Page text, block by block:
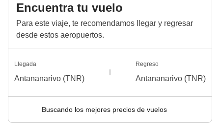
Encuentra tu vuelo
Para este viaje, te recomendamos llegar y regresar
desde estos aeropuertos.
Llegada
Antananarivo (TNR)
Regreso
Antananarivo (TNR)
Buscando los mejores precios de vuelos